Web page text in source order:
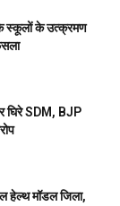
के स्कूलों के उत्क्रमण
घिरे SDM, BJP
हेल्थ मॉडल जिला,